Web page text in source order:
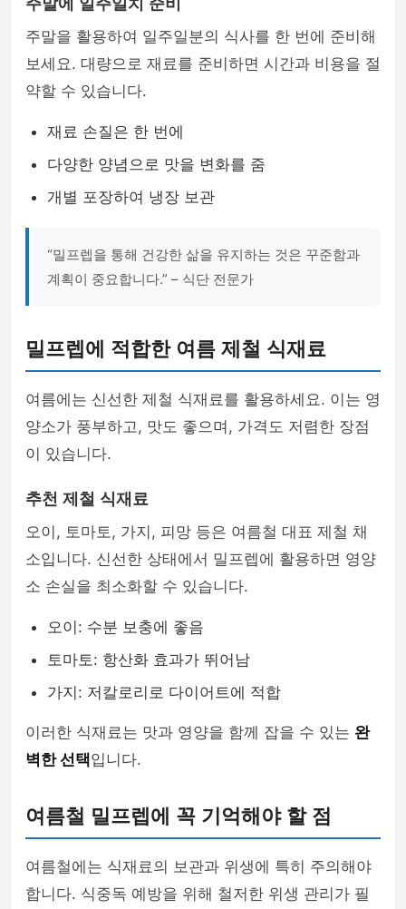
주말에 일주일치 준비
주말을 활용하여 일주일분의 식사를 한 번에 준비해
보세요. 대량으로 재료를 준비하면 시간과 비용을 절
약할 수 있습니다.
재료 손질은 한 번에
다양한 양념으로 맛을 변화를 줌
개별 포장하여 냉장 보관
“밀프렙을 통해 건강한 삶을 유지하는 것은 꾸준함과
계획이 중요합니다.” – 식단 전문가
밀프렙에 적합한 여름 제철 식재료
여름에는 신선한 제철 식재료를 활용하세요. 이는 영
양소가 풍부하고, 맛도 좋으며, 가격도 저렴한 장점
이 있습니다.
추천 제철 식재료
오이, 토마토, 가지, 피망 등은 여름철 대표 제철 채
소입니다. 신선한 상태에서 밀프렙에 활용하면 영양
소 손실을 최소화할 수 있습니다.
오이: 수분 보충에 좋음
토마토: 항산화 효과가 뛰어남
가지: 저칼로리로 다이어트에 적합
이러한 식재료는 맛과 영양을 함께 잡을 수 있는 완
벽한 선택입니다.
여름철 밀프렙에 꼭 기억해야 할 점
여름철에는 식재료의 보관과 위생에 특히 주의해야
합니다. 식중독 예방을 위해 철저한 위생 관리가 필